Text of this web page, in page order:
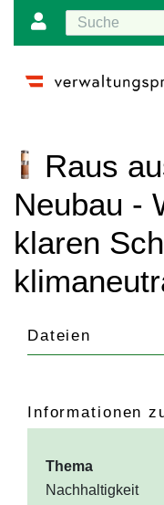
Raus
Neubau -
klaren
Dateien
Informationen
Thema
Nachhaltigkeit